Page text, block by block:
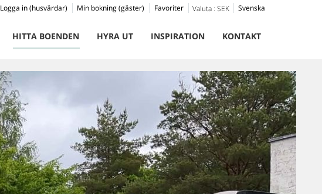
Svenska
Valuta : SEK
Favoriter
Min bokning (gäster)
Logga in (husvärdar)
HITTA BOENDEN HYRA UT INSPIRATION KONTAKT